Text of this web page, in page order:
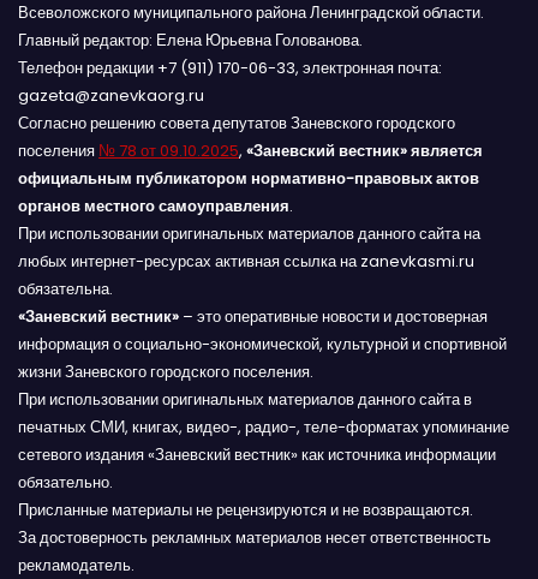
Всеволожского муниципального района Ленинградской области.
Главный редактор: Елена Юрьевна Голованова.
Телефон редакции +7 (911) 170-06-33, электронная почта:
gazeta@zanevkaorg.ru
Согласно решению совета депутатов Заневского городского
поселения № 78 от 09.10.2025, «Заневский вестник» является
официальным публикатором нормативно-правовых актов
органов местного самоуправления.
При использовании оригинальных материалов данного сайта на
любых интернет-ресурсах активная ссылка на zanevkasmi.ru
обязательна.
«Заневский вестник» – это оперативные новости и достоверная
информация о социально-экономической, культурной и спортивной
жизни Заневского городского поселения.
При использовании оригинальных материалов данного сайта в
печатных СМИ, книгах, видео-, радио-, теле-форматах упоминание
сетевого издания «Заневский вестник» как источника информации
обязательно.
Присланные материалы не рецензируются и не возвращаются.
За достоверность рекламных материалов несет ответственность
рекламодатель.